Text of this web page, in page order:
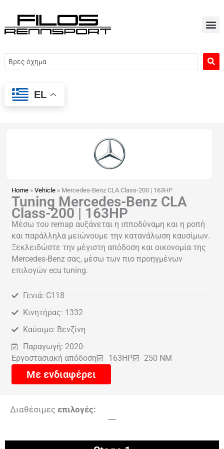
περιεχόμενο
Search
...
EL
Home »Vehicle » Mercedes-Benz CLA Class-200 | 163HP
Tuning Mercedes-Benz CLA
Class-200 | 163HP
Μέσω του remap αυξάνεται η ιπποδύναμη και η ροπή
και παράλληλα μειώνουμε την κατανάλωση καυσίμων.
Ξεκλειδώστε την μέγιστη απόδοση και οικονομία της
Mercedes-Benz σας, μέσω των πιο προηγμένων
επιλογών ecu tuning.
Γενιά: C118
Κινητήρας: 1332
Καύσιμο: Βενζίνη
Παραγωγή: 2020-
Εργοστασιακή απόδοση
163HP 250 NM
Με ενδιαφέρει
Διαθέσιμες επιλογές:
----